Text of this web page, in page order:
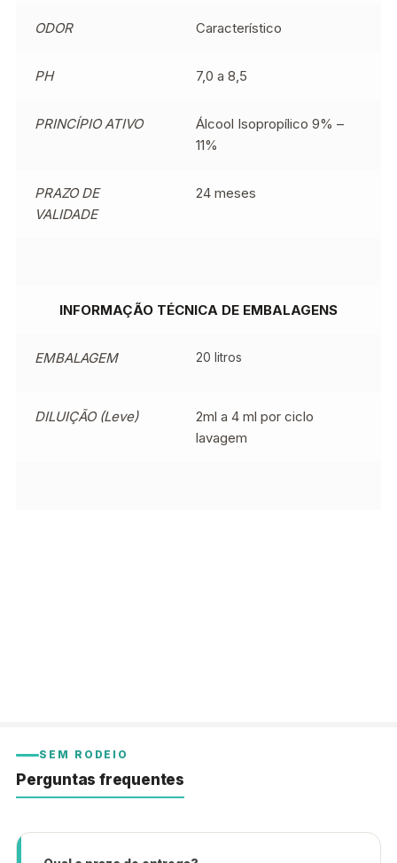
ODOR Característico
PH 7,0 a 8,5
PRINCÍPIO ATIVO
Álcool Isopropílico 9% –
11%
PRAZO DE
VALIDADE
24 meses
INFORMAÇÃO TÉCNICA DE EMBALAGENS
EMBALAGEM 20 litros
DILUIÇÃO (Leve)
2ml a 4 ml por ciclo
lavagem
SEM RODEIO
Perguntas frequentes